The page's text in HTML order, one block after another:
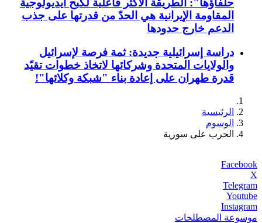
حلفاؤها": الطريقة الأكثر فاعلية لكبح أيديولوجية
المقاومة الإيرانية هي الحدّ من قدرتها على جذب
الدعم خارج حدودها
دراسة إسرائيلية جديدة: ثمة فرصة لإسرائيل
والولايات المتحدة وشركائها لاتخاذ خطوات تقيّد
قدرة طهران على إعادة بناء "شبكة وكلائها"!
الرئيسية
الوسوم
الحرب على سورية
Facebook
X
Telegram
Youtube
Instagram
موسوعة المصطلحات